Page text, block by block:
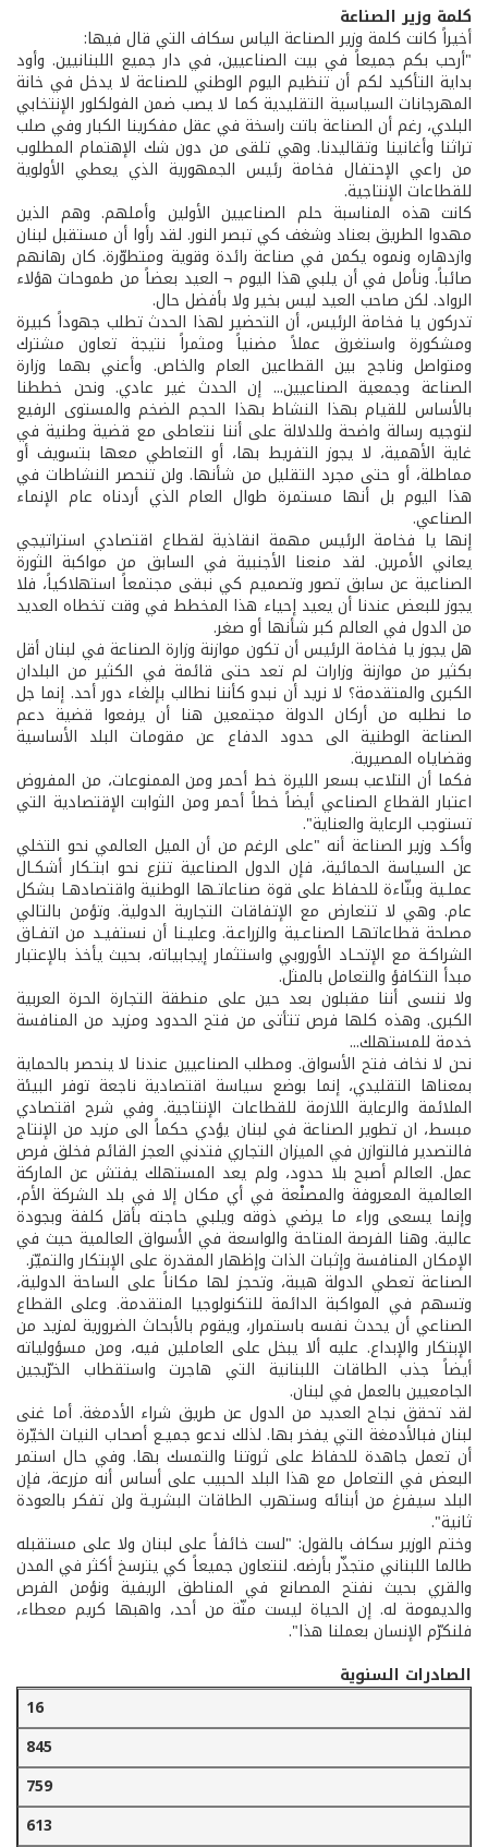
كلمة وزير الصناعة
أخيراً كانت كلمة وزير الصناعة الياس سكاف التي قال فيها:
"أرحب بكم جميعاً في بيت الصناعيين، في دار جميع اللبنانيين. وأود
بداية التأكيد لكم أن تنظيم اليوم الوطني للصناعة لا يدخل في خانة
المهرجانات السياسية التقليدية كما لا يصب ضمن الفولكلور الإنتخابي
البلدي، رغم أن الصناعة باتت راسخة في عقل مفكرينا الكبار وفي صلب
تراثنا وأغانينا وتقاليدنا. وهي تلقى من دون شك الإهتمام المطلوب
من راعي الإحتفال فخامة رئيس الجمهورية الذي يعطي الأولوية
للقطاعات الإنتاجية.
كانت هذه المناسبة حلم الصناعيين الأولين وأملهم. وهم الذين
مهدوا الطريق بعناد وشغف كي تبصر النور. لقد رأوا أن مستقبل لبنان
وازدهاره ونموه يكمن في صناعة رائدة وقوية ومتطوّرة. كان رهانهم
صائباً. ونأمل في أن يلبي هذا اليوم ¬ العيد بعضاً من طموحات هؤلاء
الرواد. لكن صاحب العيد ليس بخير ولا بأفضل حال.
تدركون يا فخامة الرئيس، أن التحضير لهذا الحدث تطلب جهوداً كبيرة
ومشكورة واستغرق عملاً مضنياً ومثمراً نتيجة تعاون مشترك
ومتواصل وناجح بين القطاعين العام والخاص. وأعني بهما وزارة
الصناعة وجمعية الصناعيين... إن الحدث غير عادي. ونحن خططنا
بالأساس للقيام بهذا النشاط بهذا الحجم الضخم والمستوى الرفيع
لتوجيه رسالة واضحة وللدلالة على أننا نتعاطى مع قضية وطنية في
غاية الأهمية، لا يجوز التفريط بها، أو التعاطي معها بتسويف أو
مماطلة، أو حتى مجرد التقليل من شأنها. ولن تنحصر النشاطات في
هذا اليوم بل أنها مستمرة طوال العام الذي أردناه عام الإنماء
الصناعي.
إنها يا فخامة الرئيس مهمة انقاذية لقطاع اقتصادي استراتيجي
يعاني الأمرين. لقد منعنا الأجنبية في السابق من مواكبة الثورة
الصناعية عن سابق تصور وتصميم كي نبقى مجتمعاً استهلاكياً، فلا
يجوز للبعض عندنا أن يعيد إحياء هذا المخطط في وقت تخطاه العديد
من الدول في العالم كبر شأنها أو صغر.
هل يجوز يا فخامة الرئيس أن تكون موازنة وزارة الصناعة في لبنان أقل
بكثير من موازنة وزارات لم تعد حتى قائمة في الكثير من البلدان
الكبرى والمتقدمة؟ لا نريد أن نبدو كأننا نطالب بإلغاء دور أحد. إنما جل
ما نطلبه من أركان الدولة مجتمعين هنا أن يرفعوا قضية دعم
الصناعة الوطنية الى حدود الدفاع عن مقومات البلد الأساسية
وقضاياه المصيرية.
فكما أن التلاعب بسعر الليرة خط أحمر ومن الممنوعات، من المفروض
اعتبار القطاع الصناعي أيضاً خطاً أحمر ومن الثوابت الإقتصادية التي
تستوجب الرعاية والعناية".
وأكـد وزير الصناعة أنه "على الرغم من أن الميل العالمي نحو التخلي
عن السياسة الحمائية، فإن الدول الصناعية تنزع نحو ابتـكار أشكـال
عملـية وبنّاءة للحفاظ على قوة صناعاتـها الوطنية واقتصادهـا بشكل
عام. وهي لا تتعارض مع الإتفاقات التجارية الدولية. وتؤمن بالتالي
مصلحة قطاعاتهـا الصناعـية والزراعـة. وعليـنا أن نستفيـد من اتفـاق
الشراكـة مع الإتحـاد الأوروبي واستثمار إيجابياته، بحيث يأخذ بالإعتبار
مبدأ التكافؤ والتعامل بالمثل.
ولا ننسى أننا مقبلون بعد حين على منطقة التجارة الحرة العربية
الكبرى. وهذه كلها فرص تتأتى من فتح الحدود ومزيد من المنافسة
خدمة للمستهلك...
نحن لا نخاف فتح الأسواق. ومطلب الصناعيين عندنا لا ينحصر بالحماية
بمعناها التقليدي، إنما بوضع سياسة اقتصادية ناجعة توفر البيئة
الملائمة والرعاية اللازمة للقطاعات الإنتاجية. وفي شرح اقتصادي
مبسط، ان تطوير الصناعة في لبنان يؤدي حكماً الى مزيد من الإنتاج
فالتصدير فالتوازن في الميزان التجاري فتدني العجز القائم فخلق فرص
عمل. العالم أصبح بلا حدود، ولم يعد المستهلك يفتش عن الماركة
العالمية المعروفة والمصنْعة في أي مكان إلا في بلد الشركة الأم،
وإنما يسعى وراء ما يرضي ذوقه ويلبي حاجته بأقل كلفة وبجودة
عالية. وهنا الفرصة المتاحة والواسعة في الأسواق العالمية حيث في
الإمكان المنافسة وإثبات الذات وإظهار المقدرة على الإبتكار والتميّز.
الصناعة تعطي الدولة هيبة، وتحجز لها مكاناً على الساحة الدولية،
وتسهم في المواكبة الدائمة للتكنولوجيا المتقدمة. وعلى القطاع
الصناعي أن يحدث نفسه باستمرار، ويقوم بالأبحاث الضرورية لمزيد من
الإبتكار والإبداع. عليه ألا يبخل على العاملين فيه، ومن مسؤولياته
أيضاً جذب الطاقات اللبنانية التي هاجرت واستقطاب الخرّيجين
الجامعيين بالعمل في لبنان.
لقد تحقق نجاح العديد من الدول عن طريق شراء الأدمغة. أما غنى
لبنان فبالأدمغة التي يفخر بها. لذلك ندعو جميـع أصحاب النيات الخيّرة
أن تعمل جاهدة للحفاظ على ثروتنا والتمسك بها. وفي حال استمر
البعض في التعامل مع هذا البلد الحبيب على أساس أنه مزرعة، فإن
البلد سيفرغ من أبنائه وستهرب الطاقات البشريـة ولن تفكر بالعودة
ثانية".
وختم الوزير سكاف بالقول: "لست خائفاً على لبنان ولا على مستقبله
طالما اللبناني متجذّر بأرضه. لنتعاون جميعاً كي يترسخ أكثر في المدن
والقري بحيث نفتح المصانع في المناطق الريفية ونؤمن الفرص
والديمومة له. إن الحياة ليست منّة من أحد، واهبها كريم معطاء،
فلنكرّم الإنسان بعملنا هذا".
الصادرات السنوية
16
845
759
613